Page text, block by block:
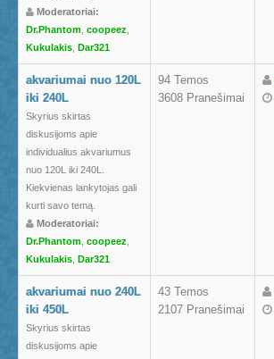
Moderatoriai:
Dr.Phantom coopeez
Kukulakis Dar321
akvariumai nuo 120L
iki 240L
Skyrius skirtas
diskusijoms apie
individualius akvariumus
nuo 120L iki 240L.
Kiekvienas lankytojas gali
kurti savo temą.
Moderatoriai:
Dr.Phantom coopeez
Kukulakis Dar321
94 Temos
3608 Pranešimai
akvariumai nuo 240L
iki 450L
Skyrius skirtas
diskusijoms apie
43 Temos
2107 Pranešimai